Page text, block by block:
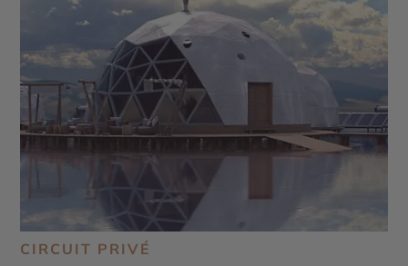
CIRCUIT PRIVÉ